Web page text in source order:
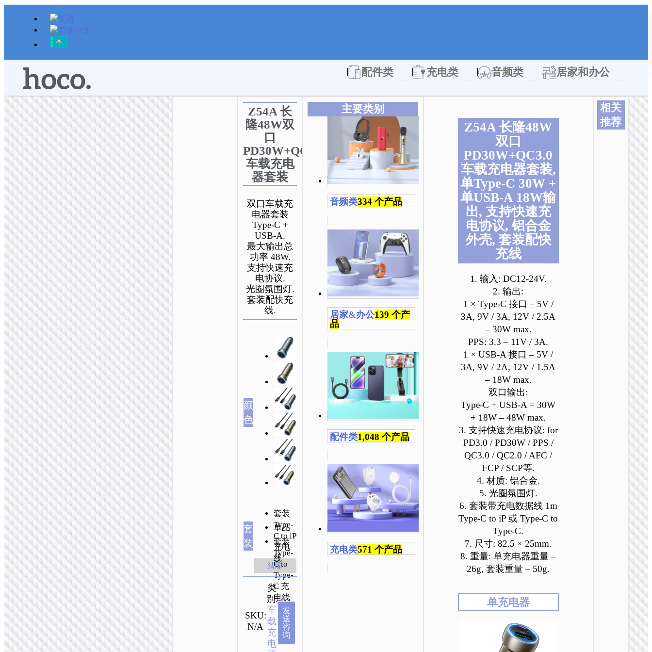
跳
配件类 Open 配件类充电类 Open 充电类音频类 Open 音频类居家和办公
Z54A 长
隆48W双
口
PD30W+QC3.0
车载充电
器套装
双口车载充
电器套装
Type-C +
USB-A.
最大输出总
功率 48W.
支持快速充
电协议.
光圈氛围灯.
套装配快充
线.
颜
色
套
装
套装
Type-
C to iP
充电
线
单品
套装
Type-
C to
Type-
C 充
电线
清除
SKU:
N/A
类
别:
车
载
充
电
发
送
咨
询
主要类别
音频类334 个产品
居家&办公139 个产
品
配件类1,048 个产品
充电类571 个产品
Z54A 长隆48W
双口
PD30W+QC3.0
车载充电器套装,
单Type-C 30W +
单USB-A 18W输
出, 支持快速充
电协议, 铝合金
外壳, 套装配快
充线
1. 输入: DC12-24V.
2. 输出:
1 × Type-C 接口 – 5V /
3A, 9V / 3A, 12V / 2.5A
– 30W max.
PPS: 3.3 – 11V / 3A.
1 × USB-A 接口 – 5V /
3A, 9V / 2A, 12V / 1.5A
– 18W max.
双口输出:
Type-C + USB-A = 30W
+ 18W – 48W max.
3. 支持快速充电协议: for
PD3.0 / PD30W / PPS /
QC3.0 / QC2.0 / AFC /
FCP / SCP等.
4. 材质: 铝合金.
5. 光圈氛围灯.
6. 套装带充电数据线 1m
Type-C to iP 或 Type-C to
Type-C.
7. 尺寸: 82.5 × 25mm.
8. 重量: 单充电器重量 –
26g, 套装重量 – 50g.
单充电器
相关
推荐
车载
Z60 荣
双
多协议
电器
车载
Z59A
96W点
载充